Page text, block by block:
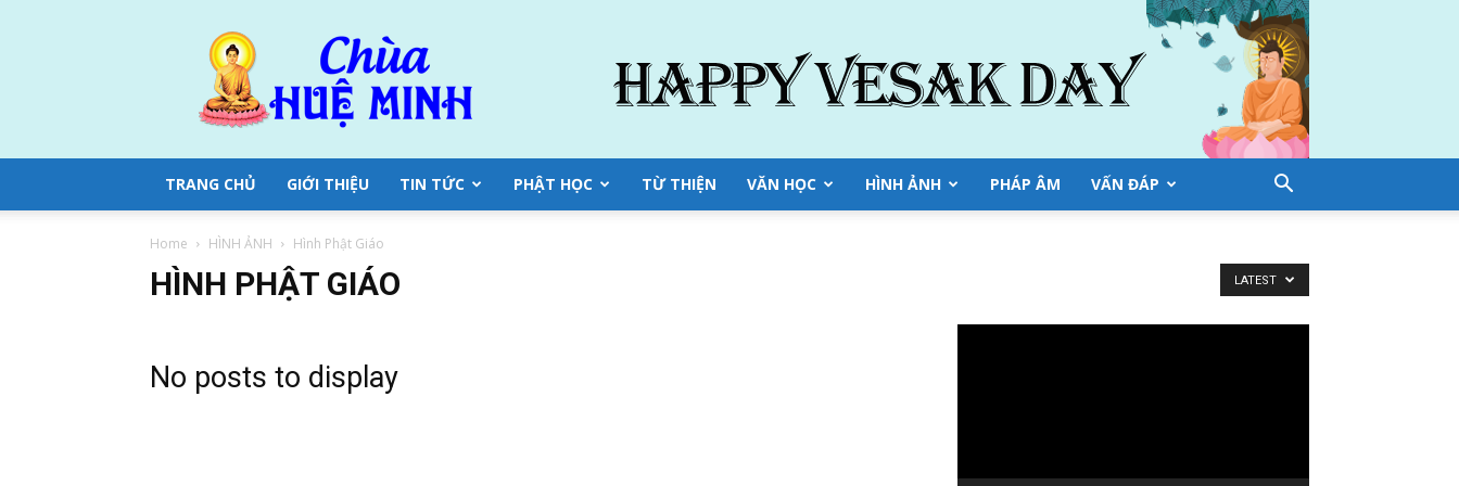
Chùa
Huệ
Minh
TRANG CHỦ GIỚI THIỆU TIN TỨC PHẬT HỌC TỪ THIỆN VĂN HỌC HÌNH ẢNH PHÁP ÂM VẤN ĐÁP
Home HÌNH ẢNH Hình Phật Giáo
HÌNH PHẬT GIÁO LATEST
No posts to display